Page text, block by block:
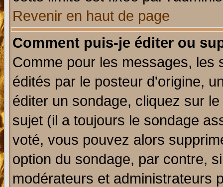
Revenir en haut de page
Comment puis-je éditer ou
Comme pour les messages, les
édités par le posteur d'origine,
éditer un sondage, cliquez sur
sujet (il a toujours le sondage
voté, vous pouvez alors
option du sondage, par contre,
modérateurs et administrateurs